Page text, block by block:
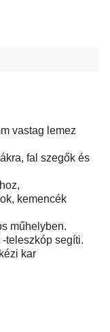
vastag lemez
fal szegők és
kemencék
műhelyben.
teleszkóp segíti.
kar